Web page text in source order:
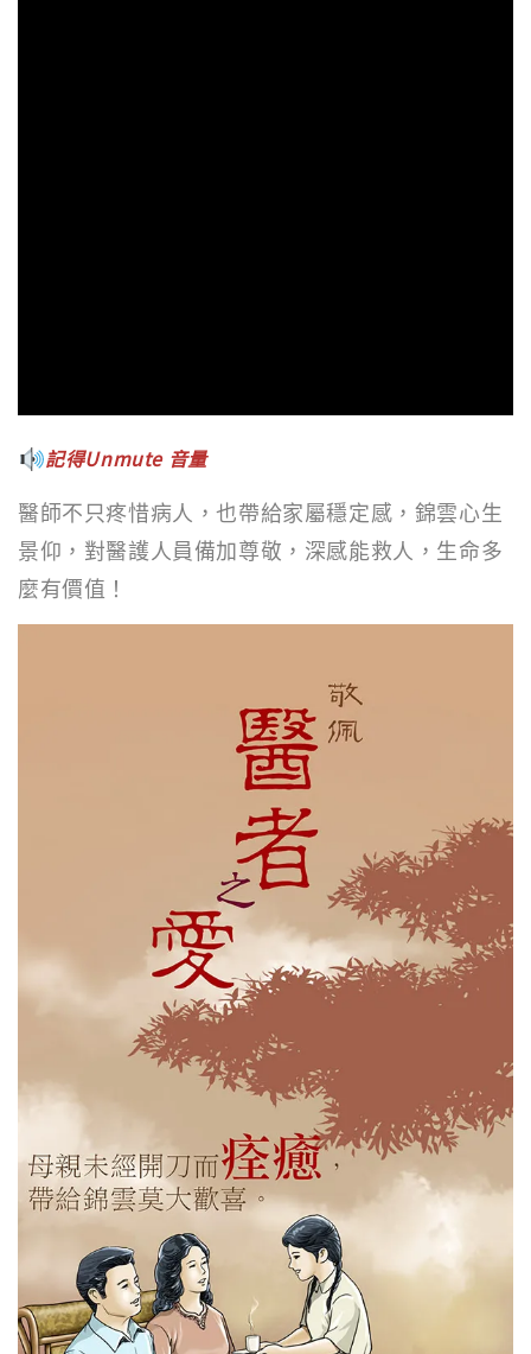
記得Unmute 音量
醫師不只疼惜病人，也帶給家屬穩定感，錦雲心生
景仰，對醫護人員備加尊敬，深感能救人，生命多
麼有價值！